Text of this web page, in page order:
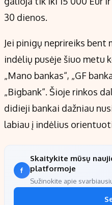
30 dienos.
Jei pinigų neprireiks
indėlių pusėje šiuo metu
„Mano bankas“, „GF
„Bigbank“. Šioje rinkos
didieji bankai dažniau
labiau į indėlius
Skaitykite mūsų
platformoje
Sužinokite apie